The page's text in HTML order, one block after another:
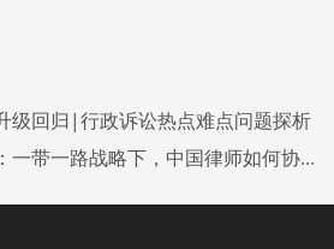
级回归|行政诉讼热点难点问题探析
略下，中国律师如何协助企业“走出去”?——德国并购中的法律实务